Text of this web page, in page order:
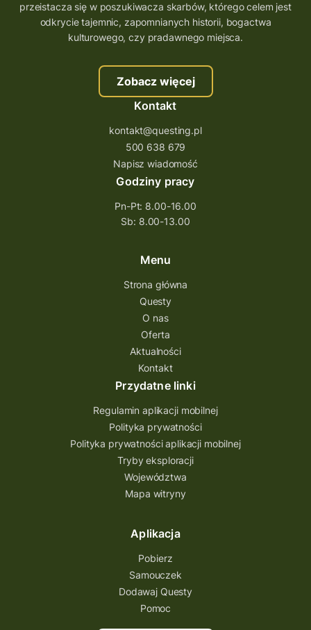
trenerzy questingu
szkolenie tworzenie questów
szkolenie questing
Stefan Żeromski
ścieżka
Rzeszów
questy świętokrzyskie
questujwpolsce
questuj z nami
questingwyprawa po skarb
questingowy projekt współpracy
questing wielkopolska
Questing Przecławski
Questing Łódzkie
questing gry terenowe
Quest Świętokrzyskie
quest na szlaku Przygody
Quest Bolestraszyce
Quest Arboretum
Przecław Quest
projekt
Pogórze Dynowskie
Partnerstwo Questingu
Park Etnograficzny w Tokarni
Park Etnograficzny
natura
mazowieckie
Hutniczy Ostrowiec
gry terenowe
gry edukacyjne
przeistacza się w poszukiwacza skarbów, którego celem jest
odkrycie tajemnic, zapomnianych historii, bogactwa
kulturowego, czy pradawnego miejsca.
Zobacz więcej
Kontakt
kontakt@questing.pl
500 638 679
Napisz wiadomość
Godziny pracy
Pn-Pt: 8.00-16.00
Sb: 8.00-13.00
Menu
Strona główna
Questy
O nas
Oferta
Aktualności
Kontakt
Przydatne linki
Regulamin aplikacji mobilnej
Polityka prywatności
Polityka prywatności aplikacji mobilnej
Tryby eksploracji
Województwa
Mapa witryny
Aplikacja
Pobierz
Samouczek
Dodawaj Questy
Pomoc